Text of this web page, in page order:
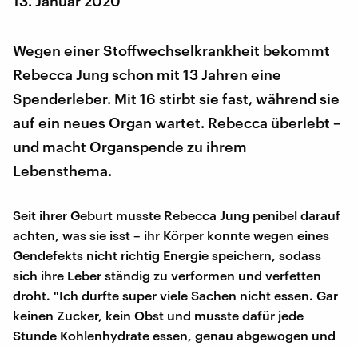
Wegen einer Stoffwechselkrankheit bekommt
Rebecca Jung schon mit 13 Jahren eine
Spenderleber. Mit 16 stirbt sie fast, während sie
auf ein neues Organ wartet. Rebecca überlebt –
und macht Organspende zu ihrem
Lebensthema.
Seit ihrer Geburt musste Rebecca Jung penibel darauf
achten, was sie isst – ihr Körper konnte wegen eines
Gendefekts nicht richtig Energie speichern, sodass
sich ihre Leber ständig zu verformen und verfetten
droht. "Ich durfte super viele Sachen nicht essen. Gar
keinen Zucker, kein Obst und musste dafür jede
Stunde Kohlenhydrate essen, genau abgewogen und